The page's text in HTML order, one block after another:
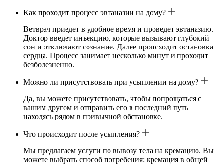
Как проходит процесс эвтаназии на дому?
Ветврач приедет в удобное время и проведет эвтаназию.
Доктор введет инъекцию, которые вызывают глубокий
сон и отключают сознание. Далее происходит остановка
сердца. Процесс занимает несколько минут и проходит
безболезненно.
Можно ли присутствовать при усыплении на дому?
Да, вы можете присутствовать, чтобы попрощаться с
вашим другом и отправить его в последний путь
находясь рядом в привычной обстановке.
Что происходит после усыпления?
Мы предлагаем услуги по вывозу тела на кремацию. Вы
можете выбрать способ погребения: кремация в общей